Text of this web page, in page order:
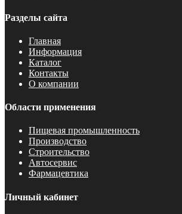
Разделы сайта
Главная
Информация
Каталог
Контакты
О компании
Области применения
Пищевая промышленность
Производство
Строительство
Автосервис
Фармацевтика
Личный кабинет